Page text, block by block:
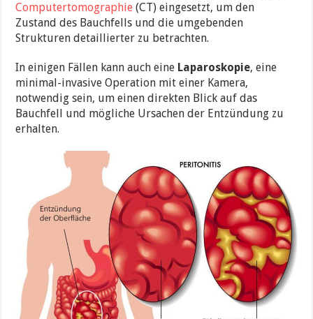
Computertomographie (CT) eingesetzt, um den
Zustand des Bauchfells und die umgebenden
Strukturen detaillierter zu betrachten.
In einigen Fällen kann auch eine Laparoskopie, eine
minimal-invasive Operation mit einer Kamera,
notwendig sein, um einen direkten Blick auf das
Bauchfell und mögliche Ursachen der Entzündung zu
erhalten.